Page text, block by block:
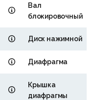
Вал
блокировочный
Диск нажимной
Диафрагма
Крышка
диафрагмы